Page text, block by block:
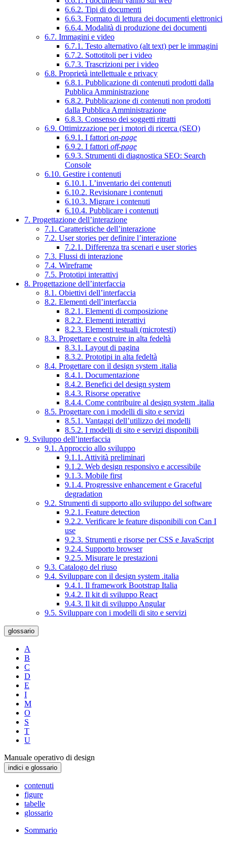
6.6.2. Tipi di documenti
6.6.3. Formato di lettura dei documenti elettronici
6.6.4. Modalità di produzione dei documenti
6.7. Immagini e video
6.7.1. Testo alternativo (alt text) per le immagini
6.7.2. Sottotitoli per i video
6.7.3. Trascrizioni per i video
6.8. Proprietà intellettuale e privacy
6.8.1. Pubblicazione di contenuti prodotti dalla
Pubblica Amministrazione
6.8.2. Pubblicazione di contenuti non prodotti
dalla Pubblica Amministrazione
6.8.3. Consenso dei soggetti ritratti
6.9. Ottimizzazione per i motori di ricerca (SEO)
6.9.1. I fattori on-page
6.9.2. I fattori off-page
6.9.3. Strumenti di diagnostica SEO: Search
Console
6.10. Gestire i contenuti
6.10.1. L’inventario dei contenuti
6.10.2. Revisionare i contenuti
6.10.3. Migrare i contenuti
6.10.4. Pubblicare i contenuti
7. Progettazione dell’interazione
7.1. Caratteristiche dell’interazione
7.2. User stories per definire l’interazione
7.2.1. Differenza tra scenari e user stories
7.3. Flussi di interazione
7.4. Wireframe
7.5. Prototipi interattivi
8. Progettazione dell’interfaccia
8.1. Obiettivi dell’interfaccia
8.2. Elementi dell’interfaccia
8.2.1. Elementi di composizione
8.2.2. Elementi interattivi
8.2.3. Elementi testuali (microtesti)
8.3. Progettare e costruire in alta fedeltà
8.3.1. Layout di pagina
8.3.2. Prototipi in alta fedeltà
8.4. Progettare con il design system .italia
8.4.1. Documentazione
8.4.2. Benefici del design system
8.4.3. Risorse operative
8.4.4. Come contribuire al design system .italia
8.5. Progettare con i modelli di sito e servizi
8.5.1. Vantaggi dell’utilizzo dei modelli
8.5.2. I modelli di sito e servizi disponibili
9. Sviluppo dell’interfaccia
9.1. Approccio allo sviluppo
9.1.1. Attività preliminari
9.1.2. Web design responsivo e accessibile
9.1.3. Mobile first
9.1.4. Progressive enhancement e Graceful
degradation
9.2. Strumenti di supporto allo sviluppo del software
9.2.1. Feature detection
9.2.2. Verificare le feature disponibili con Can I
use
9.2.3. Strumenti e risorse per CSS e JavaScript
9.2.4. Supporto browser
9.2.5. Misurare le prestazioni
9.3. Catalogo del riuso
9.4. Sviluppare con il design system .italia
9.4.1. Il framework Bootstrap Italia
9.4.2. Il kit di sviluppo React
9.4.3. Il kit di sviluppo Angular
9.5. Sviluppare con i modelli di sito e servizi
glossario
A
B
C
D
E
I
M
O
S
T
U
Manuale operativo di design
indici e glossario
contenuti
figure
tabelle
glossario
Sommario